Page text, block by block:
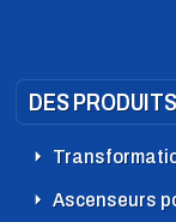
DES PRODUITS
Ascenseurs